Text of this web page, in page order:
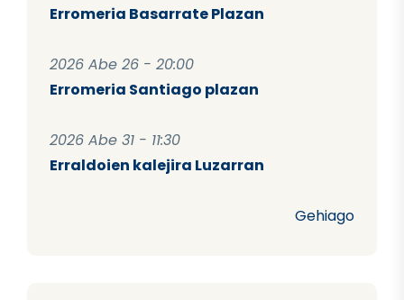
Erromeria Basarrate Plazan
2026 Abe 26 - 20:00
Erromeria Santiago plazan
2026 Abe 31 - 11:30
Erraldoien kalejira Luzarran
Gehiago